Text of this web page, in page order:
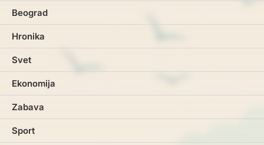
Beograd
Hronika
Svet
Ekonomija
Zabava
Sport